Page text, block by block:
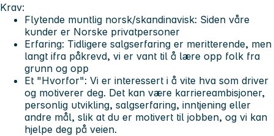
Krav:
Flytende muntlig norsk/skandinavisk: Siden våre
kunder er Norske privatpersoner
Erfaring: Tidligere salgserfaring er meritterende, men
langt ifra påkrevd, vi er vant til å lære opp folk fra
grunn og opp
Et "Hvorfor": Vi er interessert i å vite hva som driver
og motiverer deg. Det kan være karriereambisjoner,
personlig utvikling, salgserfaring, inntjening eller
andre mål, slik at du er motivert til jobben, og vi kan
hjelpe deg på veien.